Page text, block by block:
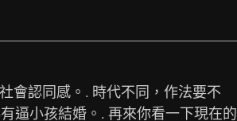
會認同感。. 時代不同，作法要不
逼小孩結婚。. 再來你看一下現在的